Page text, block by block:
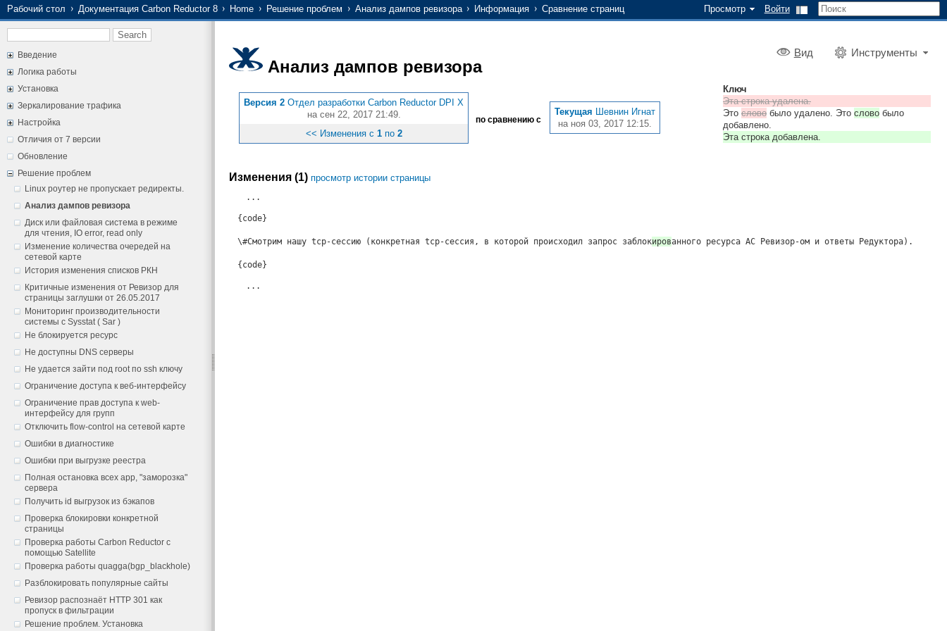
Просмотр Войти
Рабочий стол Документация Carbon Reductor 8 Home Решение проблем Анализ дампов ревизора Информация Сравнение страниц
Введение
Логика работы
Установка
Зеркалирование трафика
Настройка
Отличия от 7 версии
Обновление
Решение проблем
Linux роутер не пропускает редиректы.
Анализ дампов ревизора
Диск или файловая система в режиме
для чтения, IO error, read only
Изменение количества очередей на
сетевой карте
История изменения списков РКН
Критичные изменения от Ревизор для
страницы заглушки от 26.05.2017
Мониторинг производительности
системы с Sysstat ( Sar )
Не блокируется ресурс
Не доступны DNS серверы
Не удается зайти под root по ssh ключу
Ограничение доступа к веб-интерфейсу
Ограничение прав доступа к web-
интерфейсу для групп
Отключить flow-control на сетевой карте
Ошибки в диагностике
Ошибки при выгрузке реестра
Полная остановка всех app, "заморозка"
сервера
Получить id выгрузок из бэкапов
Проверка блокировки конкретной
страницы
Проверка работы Carbon Reductor с
помощью Satellite
Проверка работы quagga(bgp_blackhole)
Разблокировать популярные сайты
Ревизор распознаёт HTTP 301 как
пропуск в фильтрации
Решение проблем. Установка
Вид Инструменты
Анализ дампов ревизора
Версия 2 Отдел разработки Carbon Reductor DPI X
на сен 22, 2017 21:49.
<< Изменения с 1по 2
по сравнению с
Текущая
Шевнин Игнат
на ноя 03, 2017 12:15.
Ключ
Эта строка удалена.
Это слово было удалено. Это слово было
добавлено.
Эта строка добавлена.
Изменения (1) просмотр истории страницы
...
{code}
\#Смотрим нашу tcp-сессию (конкретная tcp-сессия, в которой происходил запрос заблокированного ресурса АС Ревизор-ом и ответы Редуктора).
{code}
...